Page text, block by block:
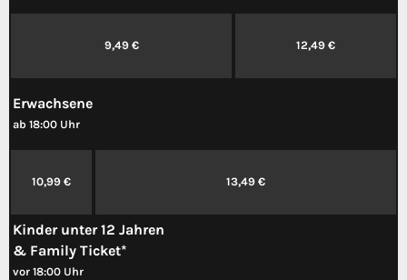
9,49 € 12,49 €
Erwachsene
ab 18:00 Uhr
10,99 € 13,49 €
Kinder unter 12 Jahren
& Family Ticket*
vor 18:00 Uhr